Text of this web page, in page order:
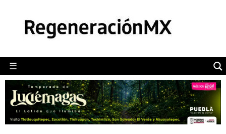
☰
POLÍTICA
CAMALEÓN
OPINIÓN
DEPORTES